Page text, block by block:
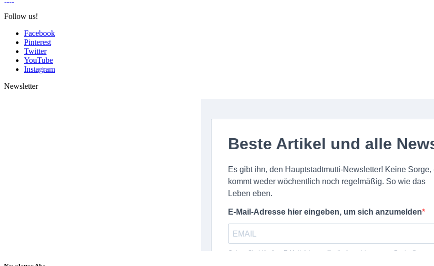
Follow us!
Facebook
Pinterest
Twitter
YouTube
Instagram
Newsletter